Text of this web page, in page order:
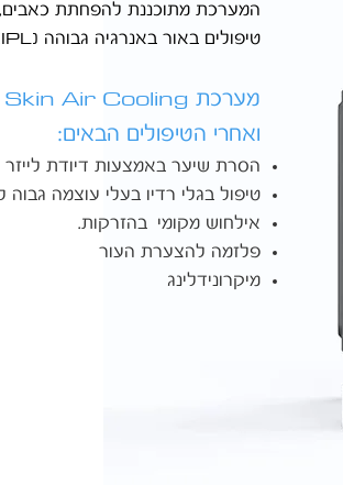
המערכת מתוכננת להפחתת
טיפולים באור באנרגיה גבוהה (IPL)
מערכת Skin Air Cooling
ואחרי הטיפולים הבאים:
הסרת שיער באמצעות דיודת לייזר
טיפול בגלי רדיו בעלי עוצמה גבוה
אילחוש מקומי בהזרקות.
פלזמה להצערת העור
מיקרונידלינג